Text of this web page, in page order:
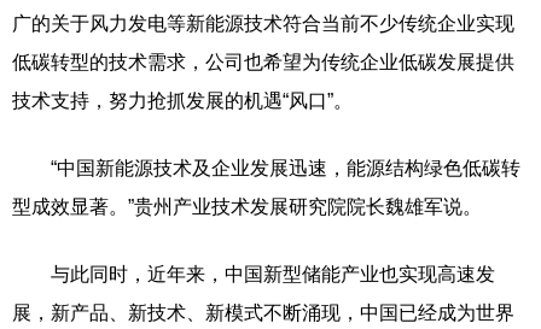
广的关于风力发电等新能源技术符合当前不少传统企业实现
低碳转型的技术需求，公司也希望为传统企业低碳发展提供
技术支持，努力抢抓发展的机遇“风口”。
“中国新能源技术及企业发展迅速，能源结构绿色低碳转
型成效显著。”贵州产业技术发展研究院院长魏雄军说。
与此同时，近年来，中国新型储能产业也实现高速发
展，新产品、新技术、新模式不断涌现，中国已经成为世界